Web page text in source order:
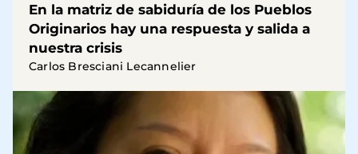
En la matriz de sabiduría de los Pueblos
Originarios hay una respuesta y salida a
nuestra crisis
Carlos Bresciani Lecannelier